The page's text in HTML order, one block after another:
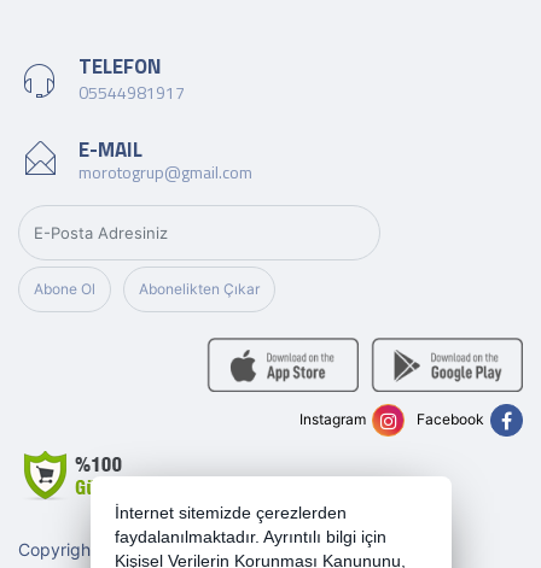
TELEFON
05544981917
E-MAIL
morotogrup@gmail.com
Abone Ol Abonelikten Çıkar
Copyright 2026 morotogrup.com - Tüm hakları saklıdır.
Facebook
Instagram
İnternet sitemizde çerezlerden
faydalanılmaktadır. Ayrıntılı bilgi için
Kişisel Verilerin Korunması Kanununu,